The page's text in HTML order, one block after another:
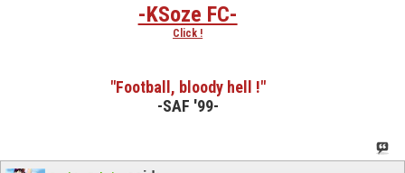
-KSoze FC-
Click !
"Football, bloody hell !"
-SAF '99-